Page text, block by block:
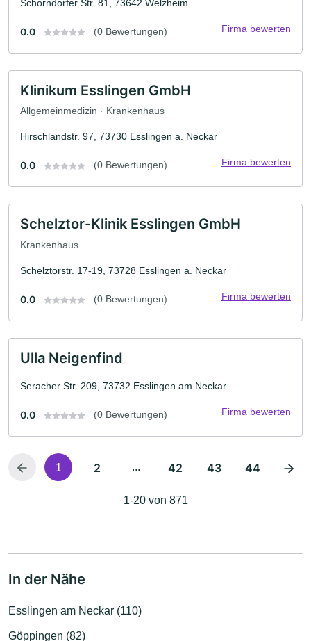
Schorndorfer Str. 81, 73642 Welzheim
0.0 (0 Bewertungen) Firma bewerten
Klinikum Esslingen GmbH
Allgemeinmedizin · Krankenhaus
Hirschlandstr. 97, 73730 Esslingen a. Neckar
0.0 (0 Bewertungen) Firma bewerten
Schelztor-Klinik Esslingen GmbH
Krankenhaus
Schelztorstr. 17-19, 73728 Esslingen a. Neckar
0.0 (0 Bewertungen) Firma bewerten
Ulla Neigenfind
Seracher Str. 209, 73732 Esslingen am Neckar
0.0 (0 Bewertungen) Firma bewerten
1 2 ... 42 43 44
1-20 von 871
In der Nähe
Esslingen am Neckar (110)
Göppingen (82)